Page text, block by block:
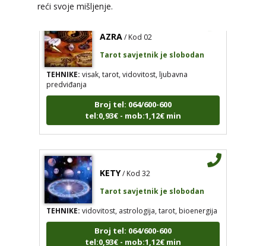
reći svoje mišljenje.
TEHNIKE:visak, tarot, vidovitost, ljubavna
predviđanja
Broj tel: 064/600-600
tel:0,93€ - mob:1,12€ min
TEHNIKE:vidovitost, astrologija, tarot, bioenergija
Broj tel: 064/600-600
tel:0,93€ - mob:1,12€ min